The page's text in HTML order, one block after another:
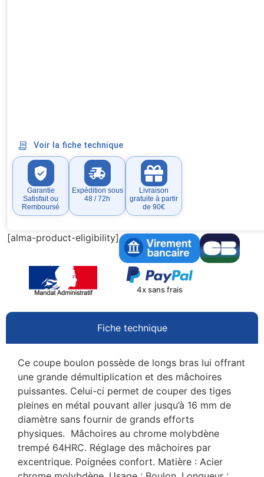
Voir la fiche technique
Garantie
Satisfait ou
Remboursé
Expédition sous
48 / 72h
Livraison
gratuite à partir
de 90€
[alma-product-eligibility]
4x sans frais
Fiche technique
Ce coupe boulon possède de longs bras lui offrant
une grande démultiplication et des mâchoires
puissantes. Celui-ci permet de couper des tiges
pleines en métal pouvant aller jusqu’à 16 mm de
diamètre sans fournir de grands efforts
physiques. Mâchoires au chrome molybdène
trempé 64HRC. Réglage des mâchoires par
excentrique. Poignées confort. Matière : Acier